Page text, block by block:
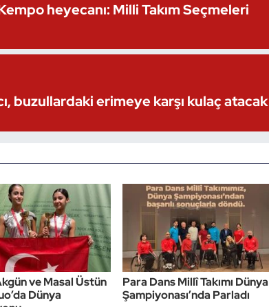
heyecanı: Milli Takım Seçmeleri
buzullardaki erimeye karşı kulaç atacak
ve Masal Üstün
Dünya
Para Dans Millî Takımı Dünya
Şampiyonası’nda Parladı